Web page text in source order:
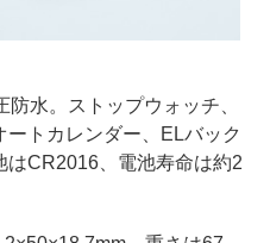
水。ストップウォッチ、
トカレンダー、ELバック
はCR2016、電池寿命は約2